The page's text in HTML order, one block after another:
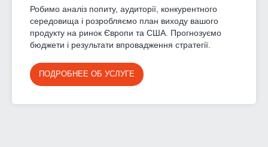
Робимо аналіз попиту, аудиторії, конкурентного
середовища і розробляємо план виходу вашого
продукту на ринок Європи та США. Прогнозуємо
бюджети і результати впровадження стратегії.
ПОДРОБНЕЕ ОБ УСЛУГЕ